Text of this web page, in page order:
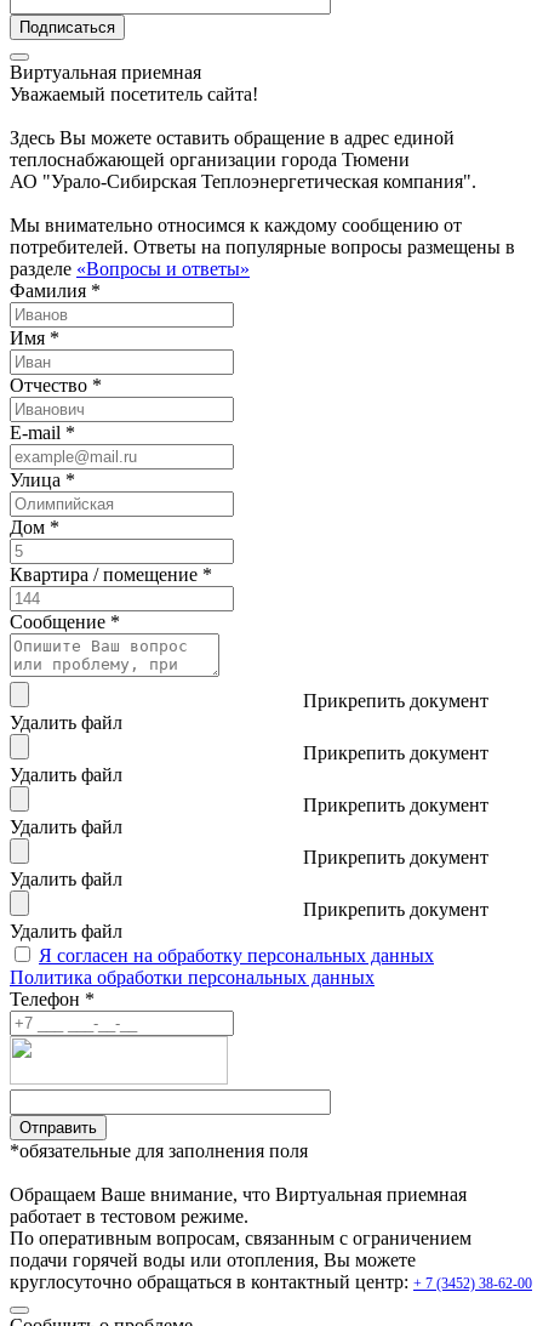
Подписаться
Виртуальная приемная
Уважаемый посетитель сайта!
Здесь Вы можете оставить обращение в адрес единой
теплоснабжающей организации города Тюмени
АО "Урало-Сибирская Теплоэнергетическая компания".
Мы внимательно относимся к каждому сообщению от
потребителей. Ответы на популярные вопросы размещены в
разделе «Вопросы и ответы»
Фамилия *
Имя *
Отчество *
E-mail *
Улица *
Дом *
Квартира / помещение *
Сообщение *
Прикрепить документ
Удалить файл
Прикрепить документ
Удалить файл
Прикрепить документ
Удалить файл
Прикрепить документ
Удалить файл
Прикрепить документ
Удалить файл
Я согласен на обработку персональных данных
Политика обработки персональных данных
Телефон *
Отправить
*обязательные для заполнения поля
Обращаем Ваше внимание, что Виртуальная приемная
работает в тестовом режиме.
По оперативным вопросам, связанным с ограничением
подачи горячей воды или отопления, Вы можете
круглосуточно обращаться в контактный центр: + 7 (3452) 38-62-00